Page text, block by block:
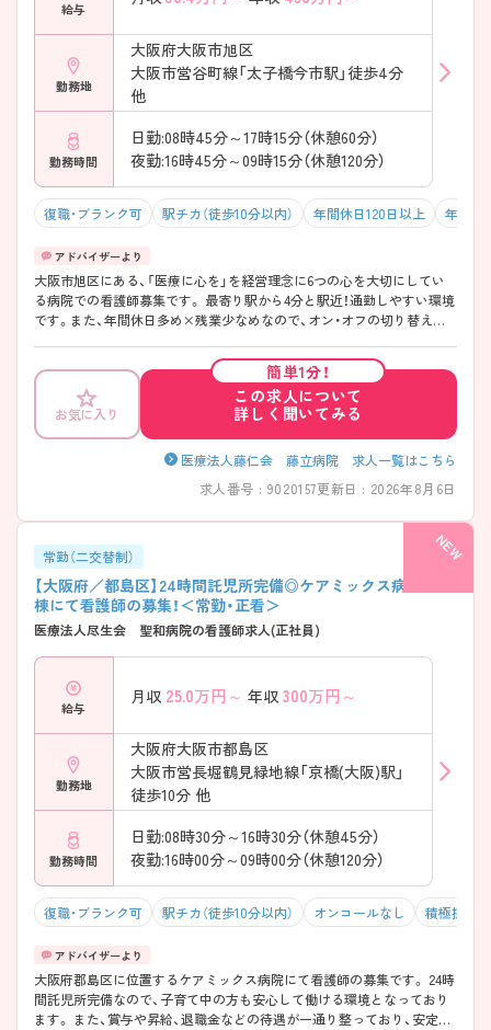
給与
勤務地
大阪府大阪市旭区
大阪市営谷町線「太子橋今市駅」徒歩4分
他
勤務時間
日勤:08時45分～17時15分（休憩60分）
夜勤:16時45分～09時15分（休憩120分）
復職・ブランク可 駅チカ（徒歩10分以内） 年間休日120日以上 年収
大阪市旭区にある、「医療に心を」を経営理念に6つの心を大切にしてい
る病院での看護師募集です。 最寄り駅から4分と駅近！通勤しやすい環境
です。また、年間休日多め×残業少なめなので、オン・オフの切り替えも
護師までお問い合わせください。さらに詳しい情報をお伝えします！
お気に入り
簡単1分！
この求人について
詳しく聞いてみる
医療法人藤仁会 藤立病院 求人一覧はこちら
求人番号 : 9020157更新日 : 2026年8月6日
常勤（二交替制）
【大阪府／都島区】24時間託児所完備◎ケアミックス病院の病
棟にて看護師の募集！＜常勤・正看＞
医療法人尽生会 聖和病院の看護師求人(正社員)
給与
月収 25.0万円～ 年収 300万円～
勤務地
大阪府大阪市都島区
大阪市営長堀鶴見緑地線「京橋(大阪)駅」
徒歩10分 他
勤務時間
日勤:08時30分～16時30分（休憩45分）
夜勤:16時00分～09時00分（休憩120分）
復職・ブランク可 駅チカ（徒歩10分以内） オンコールなし 積極採用中
大阪府郡島区に位置するケアミックス病院にて看護師の募集です。 24時
間託児所完備なので、子育て中の方も安心して働ける環境となっており
ます。 また、賞与や昇給、退職金などの待遇が一通り整っており、安定し